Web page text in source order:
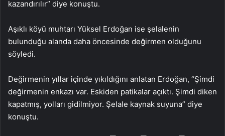
kazandırılır” diye konuştu.
Aşıklı köyü muhtarı Yüksel Erdoğan ise şelalenin
bulunduğu alanda daha öncesinde değirmen olduğunu
söyledi.
Değirmenin yıllar içinde yıkıldığını anlatan Erdoğan, “Şimdi
değirmenin enkazı var. Eskiden patikalar açıktı. Şimdi diken
kapatmış, yolları gidilmiyor. Şelale kaynak suyuna” diye
konuştu.